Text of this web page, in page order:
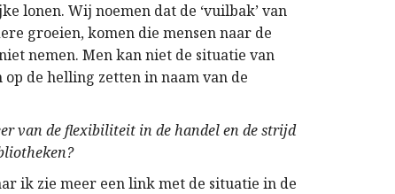
lonen. Wij noemen dat de ‘vuilbak’ van
groeien, komen die mensen naar de
nemen. Men kan niet de situatie van
de helling zetten in naam van de
van de flexibiliteit in de handel en de strijd
ik zie meer een link met de situatie in de